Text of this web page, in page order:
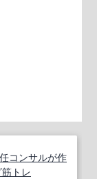
コンサルが作
トレ